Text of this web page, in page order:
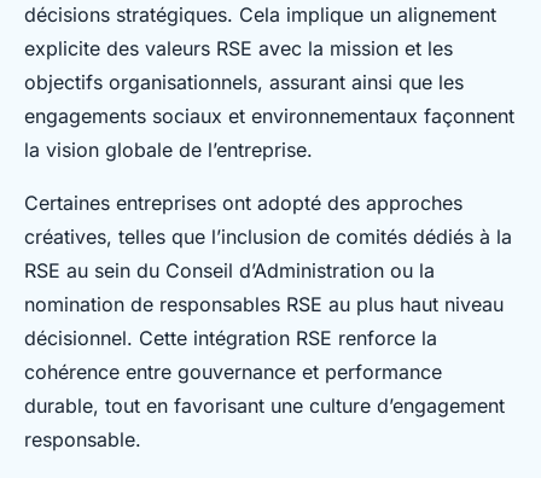
décisions stratégiques. Cela implique un alignement
explicite des valeurs RSE avec la mission et les
objectifs organisationnels, assurant ainsi que les
engagements sociaux et environnementaux façonnent
la vision globale de l’entreprise.
Certaines entreprises ont adopté des approches
créatives, telles que l’inclusion de comités dédiés à la
RSE au sein du Conseil d’Administration ou la
nomination de responsables RSE au plus haut niveau
décisionnel. Cette intégration RSE renforce la
cohérence entre gouvernance et performance
durable, tout en favorisant une culture d’engagement
responsable.